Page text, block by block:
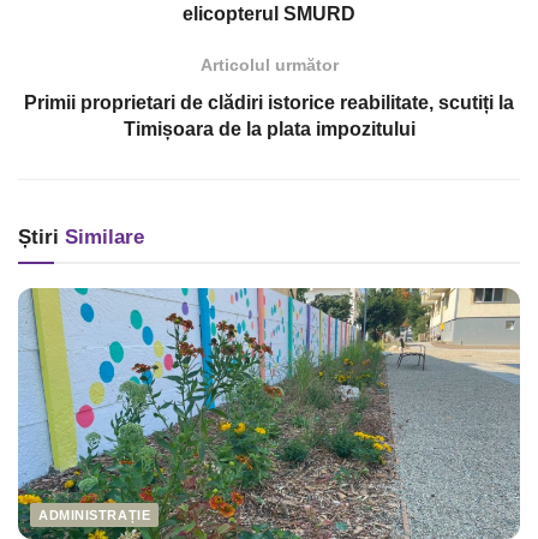
elicopterul SMURD
Articolul următor
Primii proprietari de clădiri istorice reabilitate, scutiți la
Timișoara de la plata impozitului
Știri Similare
ADMINISTRAȚIE